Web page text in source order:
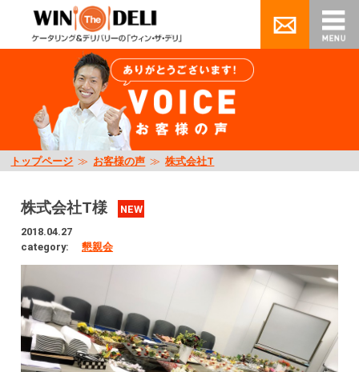
トップページ ≫ お客様の声 ≫株式会社T
株式会社T様
NEW
2018.04.27
category:
懇親会